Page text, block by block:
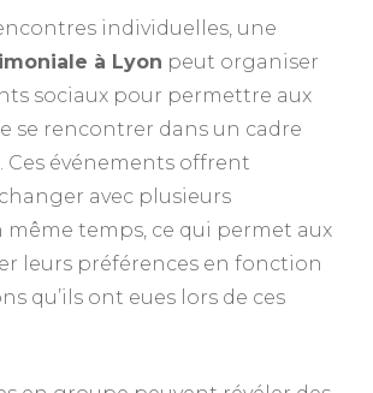
individuelles, une
à Lyon peut organiser
sociaux pour permettre aux
se rencontrer dans un cadre
Ces événements offrent
avec plusieurs
même temps, ce qui permet aux
leurs préférences en fonction
qu’ils ont eues lors de ces